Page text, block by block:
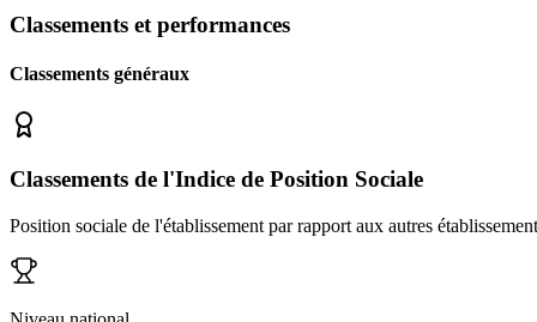
Classements et performances
Classements généraux
Classements de l'Indice de Position Sociale
Position sociale de l'établissement par rapport aux autres